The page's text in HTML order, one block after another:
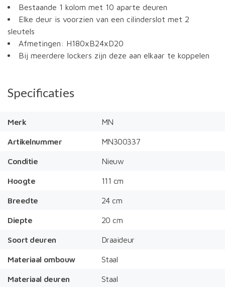
Bestaande 1 kolom met 10 aparte deuren
Elke deur is voorzien van een cilinderslot met 2
sleutels
Afmetingen: H180xB24xD20
Bij meerdere lockers zijn deze aan elkaar te koppelen
Specificaties
Merk MN
Artikelnummer MN300337
Conditie Nieuw
Hoogte 111 cm
Breedte 24 cm
Diepte 20 cm
Soort deuren Draaideur
Materiaal ombouw Staal
Materiaal deuren Staal